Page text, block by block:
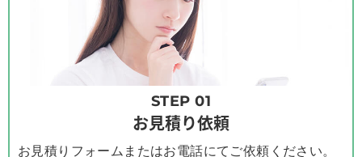
STEP 01
お見積り依頼
お見積りフォームまたはお電話にてご依頼ください。